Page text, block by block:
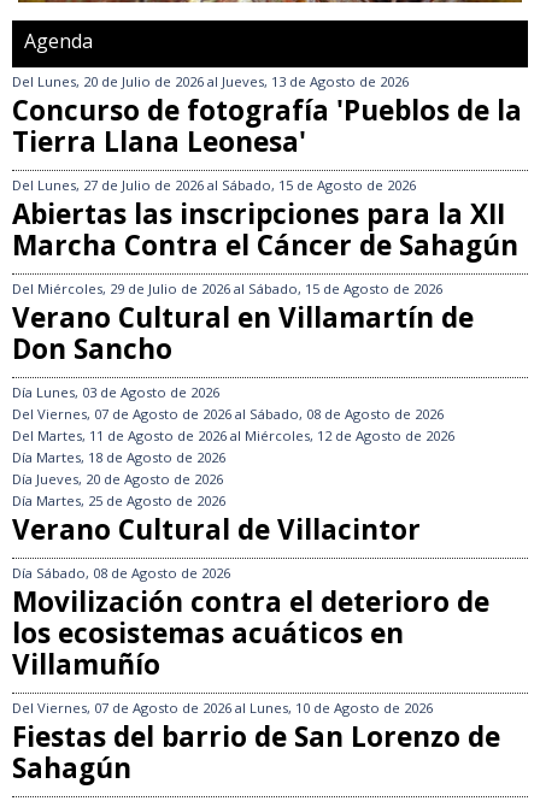
Agenda
Del Lunes, 20 de Julio de 2026 al Jueves, 13 de Agosto de 2026
Concurso de fotografía 'Pueblos de la
Tierra Llana Leonesa'
Del Lunes, 27 de Julio de 2026 al Sábado, 15 de Agosto de 2026
Abiertas las inscripciones para la XII
Marcha Contra el Cáncer de Sahagún
Del Miércoles, 29 de Julio de 2026 al Sábado, 15 de Agosto de 2026
Verano Cultural en Villamartín de
Don Sancho
Día Lunes, 03 de Agosto de 2026
Del Viernes, 07 de Agosto de 2026 al Sábado, 08 de Agosto de 2026
Del Martes, 11 de Agosto de 2026 al Miércoles, 12 de Agosto de 2026
Día Martes, 18 de Agosto de 2026
Día Jueves, 20 de Agosto de 2026
Día Martes, 25 de Agosto de 2026
Verano Cultural de Villacintor
Día Sábado, 08 de Agosto de 2026
Movilización contra el deterioro de
los ecosistemas acuáticos en
Villamuñío
Del Viernes, 07 de Agosto de 2026 al Lunes, 10 de Agosto de 2026
Fiestas del barrio de San Lorenzo de
Sahagún